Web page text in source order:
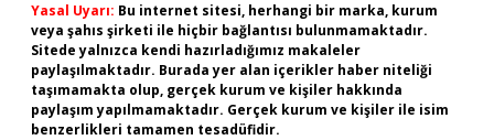
Yasal Uyarı: Bu internet sitesi, herhangi bir marka, kurum
veya şahıs şirketi ile hiçbir bağlantısı bulunmamaktadır.
Sitede yalnızca kendi hazırladığımız makaleler
paylaşılmaktadır. Burada yer alan içerikler haber niteliği
taşımamakta olup, gerçek kurum ve kişiler hakkında
paylaşım yapılmamaktadır. Gerçek kurum ve kişiler ile isim
benzerlikleri tamamen tesadüfidir.